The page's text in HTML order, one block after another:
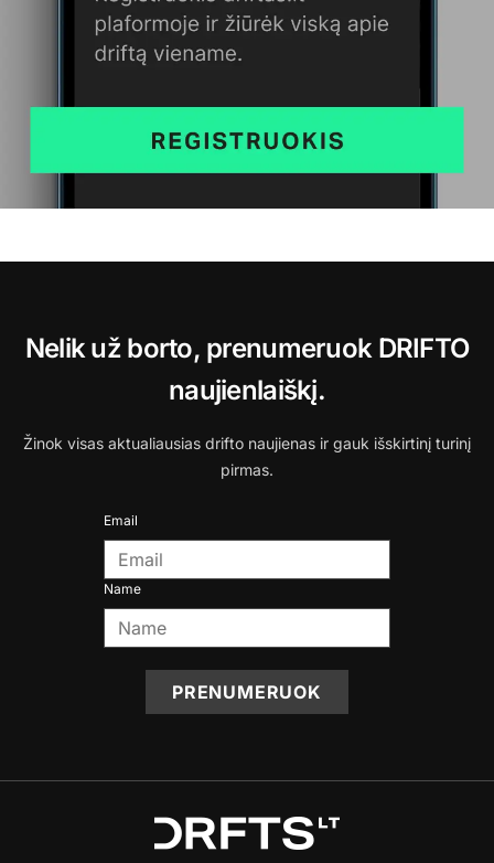
Nelik už borto, prenumeruok DRIFTO
naujienlaiškį.
Žinok visas aktualiausias drifto naujienas ir gauk išskirtinį turinį
pirmas.
Email
Name
PRENUMERUOK